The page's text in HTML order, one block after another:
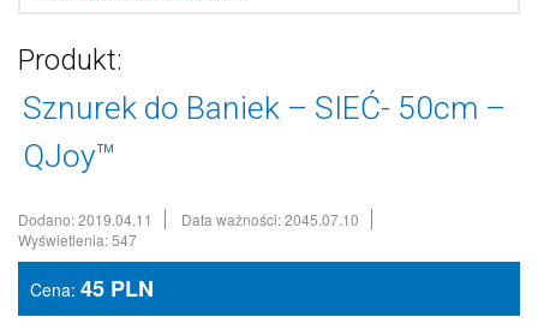
Produkt:
Sznurek do Baniek – SIEĆ- 50cm –
QJoy™
Dodano: 2019.04.11
Data ważności: 2045.07.10
Wyświetlenia: 547
Cena: 45 PLN